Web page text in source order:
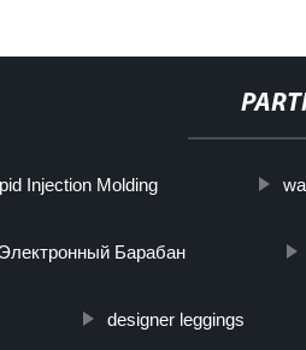
Injection Molding
Барабан
designer leggings